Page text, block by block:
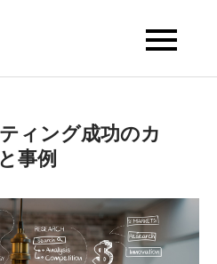
ィング成功のカ
事例